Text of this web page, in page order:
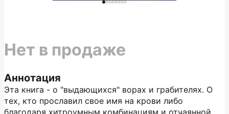
Аннотация
Эта книга - о "выдающихся" ворах и грабителях. О
тех, кто прославил свое имя на крови либо
благодаря хитроумным комбинациям и отчаянной
Нет в продаже